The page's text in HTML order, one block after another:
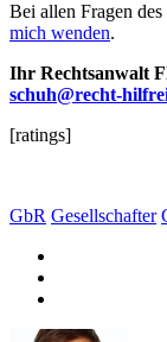
Bei allen Fragen des
mich wenden.
Ihr Rechtsanwalt
schuh@recht-
[ratings]
GbR Gesellschafter